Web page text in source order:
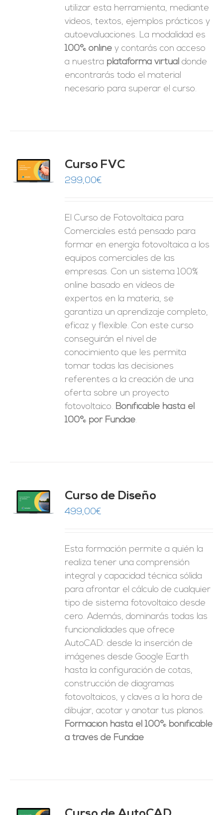
utilizar esta herramienta, mediante
videos, textos, ejemplos prácticos y
autoevaluaciones. La modalidad es
100% online y contarás con acceso
a nuestra plataforma virtual donde
encontrarás todo el material
necesario para superar el curso.
Curso FVC
299,00€
El Curso de Fotovoltaica para
Comerciales está pensado para
formar en energía fotovoltaica a los
equipos comerciales de las
empresas. Con un sistema 100%
online basado en vídeos de
expertos en la materia, se
garantiza un aprendizaje completo,
eficaz y flexible. Con este curso
conseguirán el nivel de
conocimiento que les permita
tomar todas las decisiones
referentes a la creación de una
oferta sobre un proyecto
fotovoltaico. Bonificable hasta el
100% por Fundae.
Curso de Diseño
499,00€
Esta formación permite a quién la
realiza tener una comprensión
integral y capacidad técnica sólida
para afrontar el cálculo de cualquier
tipo de sistema fotovoltaico desde
cero. Además, dominarás todas las
funcionalidades que ofrece
AutoCAD: desde la inserción de
imágenes desde Google Earth
hasta la configuración de cotas,
construcción de diagramas
fotovoltaicos, y claves a la hora de
dibujar, acotar y anotar tus planos.
Formación hasta el 100% bonificable
a través de Fundae